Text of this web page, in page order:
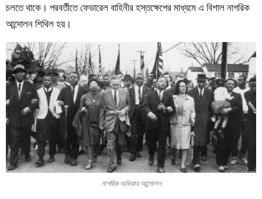
চলতে থাকে। পরবর্তীতে ফেডারেল বাহিনীর হস্তক্ষেপের মাধ্যমে এ বিশাল নাগরিক
আন্দোলন শিথিল হয়।
নাগরিক অধিকার আন্দোলন